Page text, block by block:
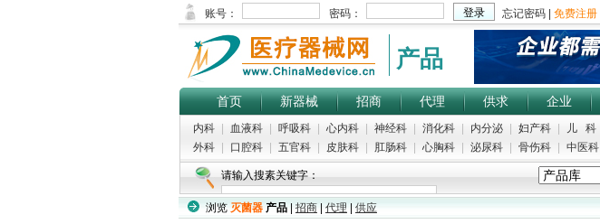
产品
首页 新器械 招商 代理 供求 企业
内科 血液科 呼吸科 心内科 神经科 消化科 内分泌 妇产科 儿 科
外科
口腔科 五官科 皮肤科 肛肠科 心胸科 泌尿科 骨伤科 中医科
请输入搜素关键字：
浏览 灭菌器 产品 招商 代理 供应